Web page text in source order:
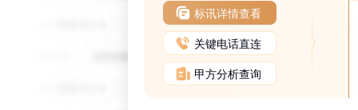
标讯详情查看
关键电话直连
甲方分析查询